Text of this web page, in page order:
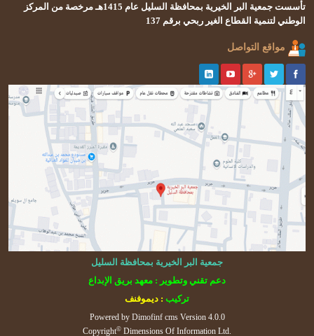
تأسست جمعية البر الخيرية بمحافظة السليل عام 1415هـ
مرخصة من المركز
الوطني لتنمية القطاع الغير ربحي برقم 137
مواقع التواصل
جمعية البر الخيرية بمحافظة السليل
دعم تقني وتطوير : معهد بريق الإبداع
تركيب : ديموفنف
Powered by Dimofinf cmsVersion 4.0.0
Copyright© Dimensions Of Information Ltd.